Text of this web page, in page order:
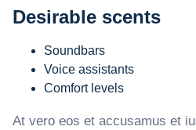
Desirable scents
Soundbars
Voice assistants
Comfort levels
At vero eos et accusamus et